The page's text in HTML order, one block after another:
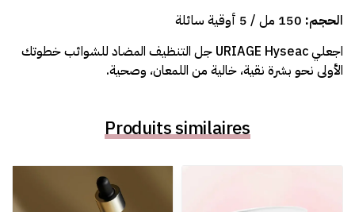
الحجم:
اجعلي URIAGE Hyseac جل التنظيف المضاد للشوائب خطوتك
الأولى نحو بشرة نقية، خالية من اللمعان، وصحية.
Produits similaires